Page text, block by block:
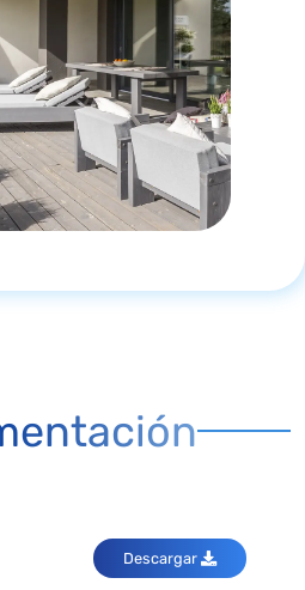
Descargar